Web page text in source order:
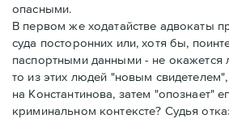
опасными.
В первом же ходатайстве адвокаты
суда посторонних или, хотя бы,
паспортными данными - не окажется
то из этих людей "новым
на Константинова, затем "опознает"
криминальном контексте? Судья